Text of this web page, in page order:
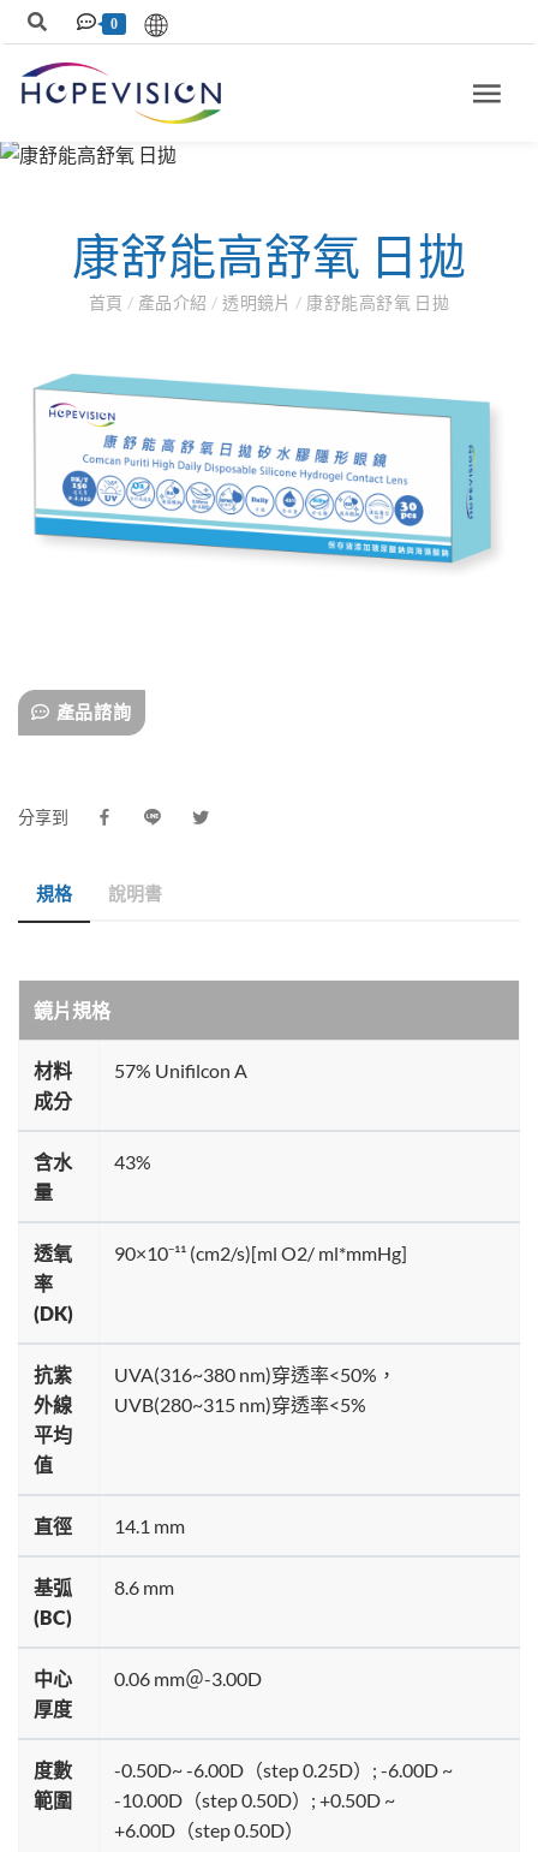
0
康舒能高舒氧 日拋
首頁 / 產品介紹 / 透明鏡片 / 康舒能高舒氧 日拋
產品諮詢
分享到
規格 說明書
鏡片規格
材料
成分
57% Unifilcon A
含水
量
43%
透氧
率
(DK)
90×10⁻¹¹ (cm2/s)[ml O2/ ml*mmHg]
抗紫
外線
平均
值
UVA(316~380 nm)穿透率<50%，
UVB(280~315 nm)穿透率<5%
直徑 14.1 mm
基弧
(BC)
8.6 mm
中心
厚度
0.06 mm＠-3.00D
度數
範圍
-0.50D~ -6.00D（step 0.25D）; -6.00D ~
-10.00D（step 0.50D）; +0.50D ~
+6.00D（step 0.50D）